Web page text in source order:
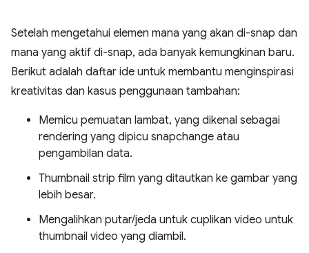
Setelah mengetahui elemen mana yang akan di-snap dan
mana yang aktif di-snap, ada banyak kemungkinan baru.
Berikut adalah daftar ide untuk membantu menginspirasi
kreativitas dan kasus penggunaan tambahan:
Memicu pemuatan lambat, yang dikenal sebagai
rendering yang dipicu snapchange atau
pengambilan data.
Thumbnail strip film yang ditautkan ke gambar yang
lebih besar.
Mengalihkan putar/jeda untuk cuplikan video untuk
thumbnail video yang diambil.